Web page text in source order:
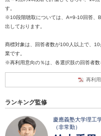
す。
※10段階聴取については、A=9-10回答、
出しております。
商標対象は、回答者数が100人以上で、
業です。
※再利用意向の％は、各選択肢の回答者数
再利
ランキング監修
慶應義塾大学理工
（非常勤）